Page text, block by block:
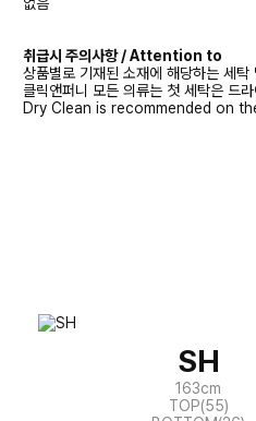
취급시 주의사항 / Attention to
상품별로 기재된 소재에 해당하는 세
클릭앤퍼니 모든 의류는 첫 세탁은 드
Dry Clean is recommended on
SH
163cm
TOP(55)